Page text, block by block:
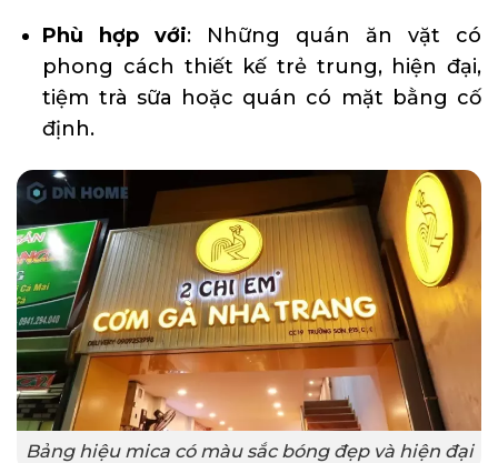
Phù hợp với: Những quán ăn vặt có
phong cách thiết kế trẻ trung, hiện đại,
tiệm trà sữa hoặc quán có mặt bằng cố
định.
Bảng hiệu mica có màu sắc bóng đẹp và hiện đại